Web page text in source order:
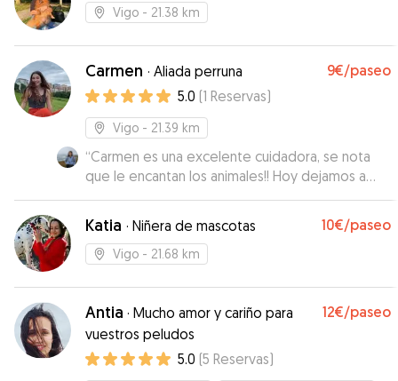
Vigo - 21.38 km
Carmen · Aliada perruna 9€/paseo
5.0 (1 Reservas)
Vigo - 21.39 km
“Carmen es una excelente cuidadora, se nota
que le encantan los animales!! Hoy dejamos a
nuestras perritas Freya y Kira con ella, he de
decir que vinieron súper contentas. Estuvieron
en el parque y en los videos y fotos que me
mandó se les veían súper feliz, y entretenidas
Carmen ha sido de 10, es una chica muy
simpática y cariñosa, que al final es lo que
buscábamos. Si algún día nos vuelve hacer falta,
será con Carmen. No podéis dejar a vuestras
mascotas en mejores manos, sin duda la
Katia · Niñera de mascotas 10€/paseo
Vigo - 21.68 km
Antia · Mucho amor y cariño para
vuestros peludos
12€/paseo
5.0 (5 Reservas)